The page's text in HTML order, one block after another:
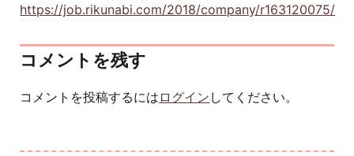
https://job.rikunabi.com/2018/company/r163120075/
コメントを残す
コメントを投稿するには ログイン してください。